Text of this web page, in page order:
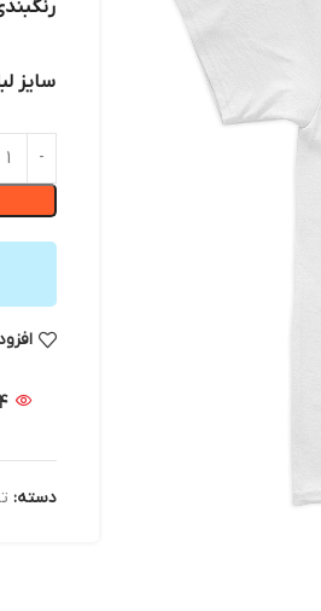
سایز
دسته: